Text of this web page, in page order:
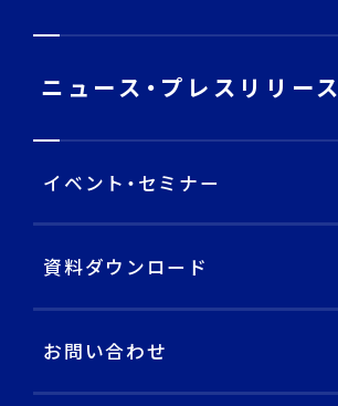
戦略・分析・実行 支援
DECA Marketing Agent
DECA Service Agent
データ基盤・マーケティングツール
ニュース・ プレスリリース
イベント・セミナー
資料ダウンロード
お問い合わせ